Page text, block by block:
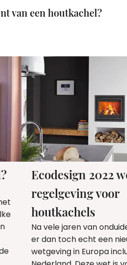
van een houtkachel?
Ecodesign 2022
regelgeving voor
houtkachels
Na vele jaren van
er dan toch echt een
wetgeving in Europa